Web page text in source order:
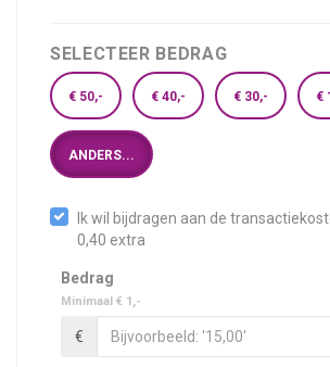
SELECTEER BEDRAG
€ 50,- € 40,- € 30,- €
ANDERS...
Ik wil bijdragen aan de
0,40 extra
Bedrag
Minimaal € 1,-
€